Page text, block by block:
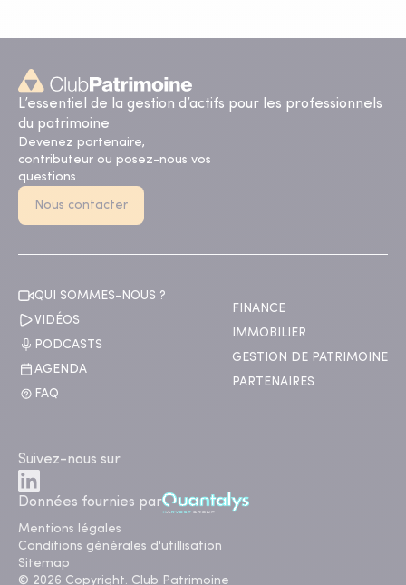
L’essentiel de la gestion d’actifs pour les professionnels
du patrimoine
Devenez partenaire,
contributeur ou posez-nous vos
questions
Nous contacter
QUI SOMMES-NOUS ?
VIDÉOS
PODCASTS
AGENDA
FAQ
FINANCE
IMMOBILIER
GESTION DE PATRIMOINE
PARTENAIRES
Suivez-nous sur
Données fournies par
Mentions légales
Conditions générales d'utillisation
Sitemap
© 2026 Copyright. Club Patrimoine